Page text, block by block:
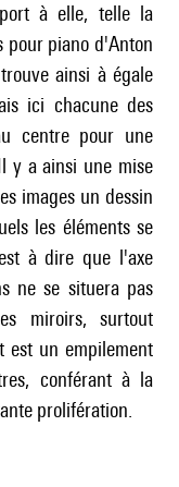
à elle, telle la
pour piano d'Anton
ainsi à égale
ici chacune des
centre pour une
y a ainsi une mise
images un dessin
les éléments se
à dire que l'axe
ne se situera pas
miroirs, surtout
est un empilement
conférant à la
prolifération.